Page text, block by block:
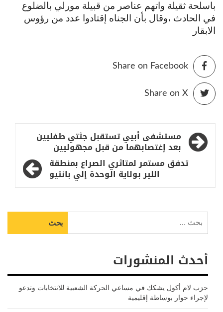
باسلحة ثقيلة واتهم عناصر من قبيلة مورلي بالضلوع
في الحادث ،وقال بأن الجناه إقتادوا عدد من رؤوس
الابقار
Share on Facebook
Share on X
تصفّح
المقالات
مستشفى أبيي تستقبل جثتي طفليين
بعد إغتصابهما من قبل مجهوليين
تدفق مستمر لمتاثري الصراع بمنطقة
اللير بولاية الوحدة إلي بانتيو
عن:
أحدث المنشورات
حزب لام أكول يشكك في مساعي الحركة الشعبية للانتخابات وتدعو
لإجراء حوار بوساطة إقليمية